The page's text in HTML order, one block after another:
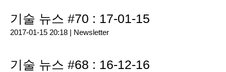
기술 뉴스 #70 : 17-01-15
2017-01-15 20:18 | Newsletter
기술 뉴스 #68 : 16-12-16